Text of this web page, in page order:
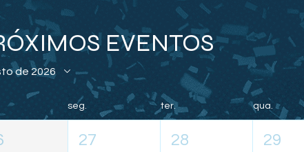
EVENTOS
de 2026
seg. ter. qua.
27 28 29